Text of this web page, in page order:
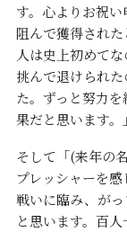
す。心よりお祝
阻んで獲得され
人は史上初めて
挑んで退けられ
た。ずっと努力
果だと思います。
そして「(来年の
プレッシャーを
戦いに臨み、が
と思います。百